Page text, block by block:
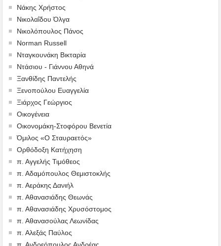
Νάκης Χρήστος
Νικολαΐδου Όλγα
Νικολόπουλος Πάνος
Norman Russell
Νταγκουνάκη Βικταρία
Ντάσιου - Γιάννου Αθηνά
Ξανθίδης Παντελής
Ξενοπούλου Ευαγγελία
Ξιάρχος Γεώργιος
Οικογένεια
Οικονομάκη-Στοφόρου Βενετία
Όμιλος «Ο Σταυραετός»
Ορθόδοξη Κατήχηση
π. Αγγελής Τιμόθεος
π. Αδαμόπουλος Θεμιστοκλής
π. Αεράκης Δανιήλ
π. Αθανασιάδης Θεωνάς
π. Αθανασιάδης Χρυσόστομος
π. Αθανασούλας Λεωνίδας
π. Αλεξάς Παύλος
π. Ανδρεόπουλος Ανδρέας